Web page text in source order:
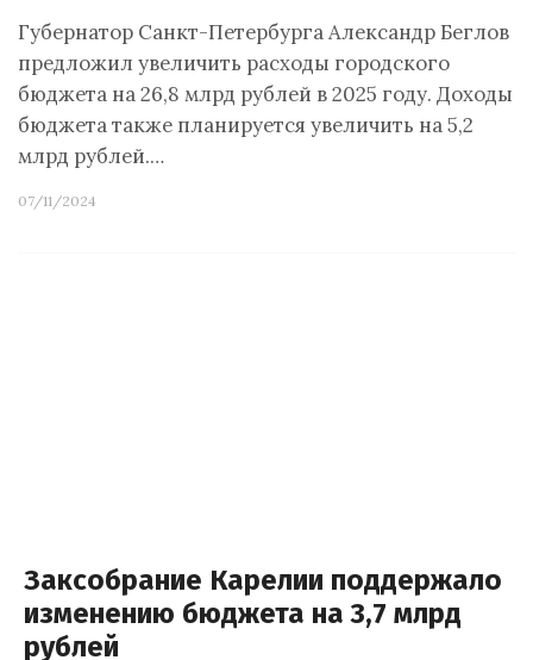
Губернатор Санкт-Петербурга Александр Беглов
предложил увеличить расходы городского
бюджета на 26,8 млрд рублей в 2025 году. Доходы
бюджета также планируется увеличить на 5,2
млрд рублей.…
07/11/2024
Заксобрание Карелии поддержало
изменению бюджета на 3,7 млрд
рублей